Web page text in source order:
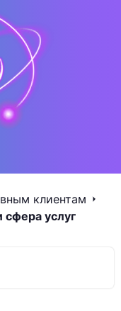
клиентам
услуг